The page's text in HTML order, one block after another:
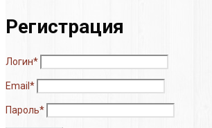
Регистрация
Логин*
Email *
Пароль*